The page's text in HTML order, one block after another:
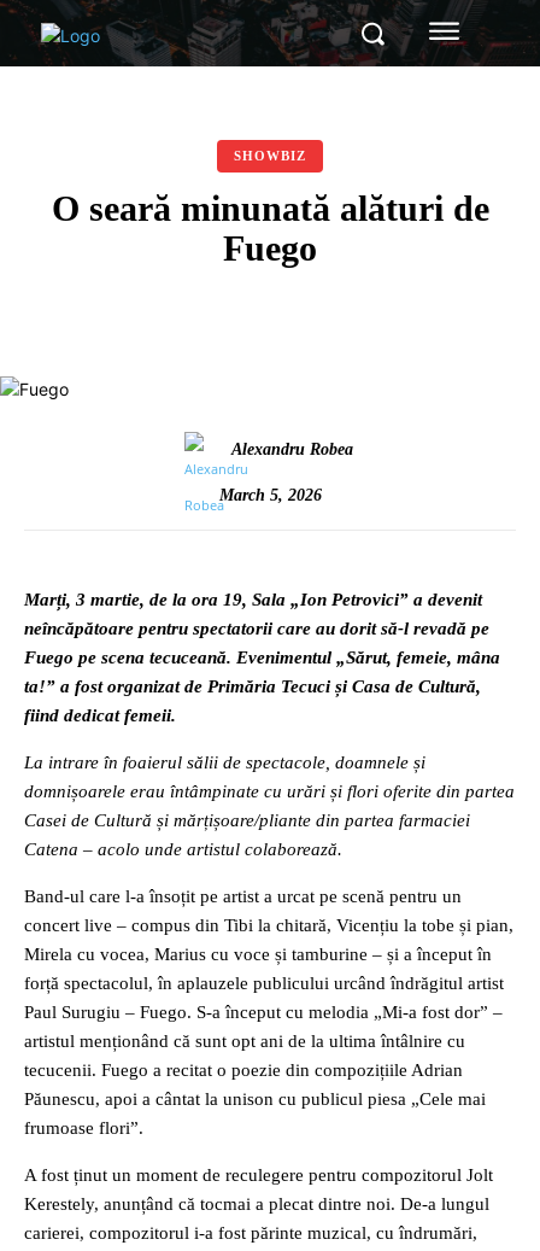
SHOWBIZ
O seară minunată alături de
Fuego
Alexandru Robea
March 5, 2026
Marți, 3 martie, de la ora 19, Sala „Ion Petrovici” a devenit
neîncăpătoare pentru spectatorii care au dorit să-l revadă pe
Fuego pe scena tecuceană. Evenimentul „Sărut, femeie, mâna
ta!” a fost organizat de Primăria Tecuci și Casa de Cultură,
fiind dedicat femeii.
La intrare în foaierul sălii de spectacole, doamnele și
domnișoarele erau întâmpinate cu urări și flori oferite din partea
Casei de Cultură și mărțișoare/pliante din partea farmaciei
Catena – acolo unde artistul colaborează.
Band-ul care l-a însoțit pe artist a urcat pe scenă pentru un
concert live – compus din Tibi la chitară, Vicențiu la tobe și pian,
Mirela cu vocea, Marius cu voce și tamburine – și a început în
forță spectacolul, în aplauzele publicului urcând îndrăgitul artist
Paul Surugiu – Fuego. S-a început cu melodia „Mi-a fost dor” –
artistul menționând că sunt opt ani de la ultima întâlnire cu
tecucenii. Fuego a recitat o poezie din compozițiile Adrian
Păunescu, apoi a cântat la unison cu publicul piesa „Cele mai
frumoase flori”.
A fost ținut un moment de reculegere pentru compozitorul Jolt
Kerestely, anunțând că tocmai a plecat dintre noi. De-a lungul
carierei, compozitorul i-a fost părinte muzical, cu îndrumări,